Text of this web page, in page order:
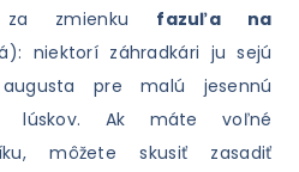
za zmienku fazuľa na
niektorí záhradkári ju sejú
pre malú jesennú
lúskov. Ak máte voľné
môžete skusiť zasadiť